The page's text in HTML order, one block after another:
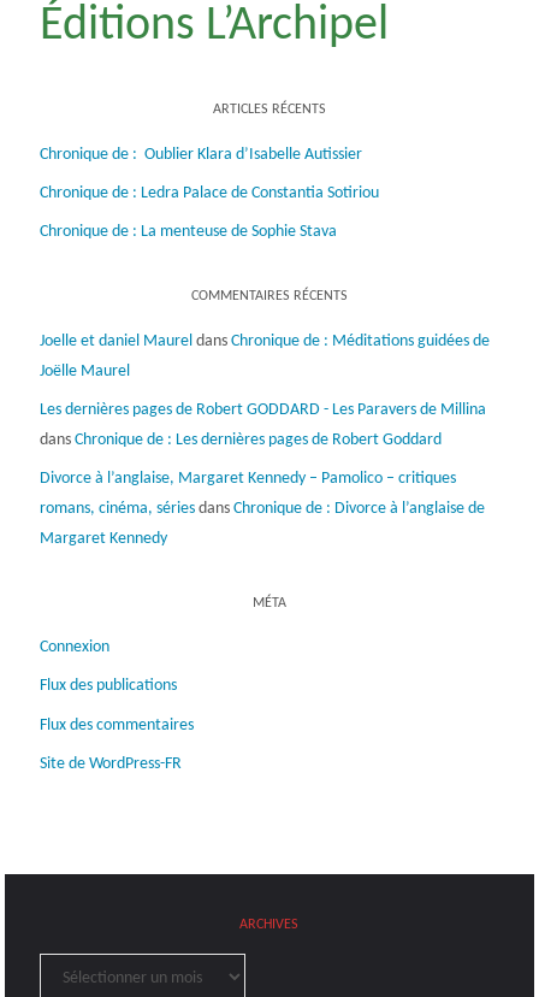
Éditions L’Archipel
ARTICLES RÉCENTS
Chronique de : Oublier Klara d’Isabelle Autissier
Chronique de : Ledra Palace de Constantia Sotiriou
Chronique de : La menteuse de Sophie Stava
COMMENTAIRES RÉCENTS
Joelle et daniel Maurel dans Chronique de : Méditations guidées de
Joëlle Maurel
Les dernières pages de Robert GODDARD - Les Paravers de Millina
dans Chronique de : Les dernières pages de Robert Goddard
Divorce à l’anglaise, Margaret Kennedy – Pamolico – critiques
romans, cinéma, sériesdans Chronique de : Divorce à l’anglaise de
Margaret Kennedy
MÉTA
Connexion
Flux des publications
Flux des commentaires
Site de WordPress-FR
ARCHIVES
Archives